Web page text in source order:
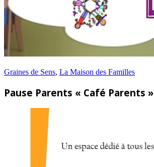
Graines de Sens, La Maison des Familles
Pause Parents « Café Parents »